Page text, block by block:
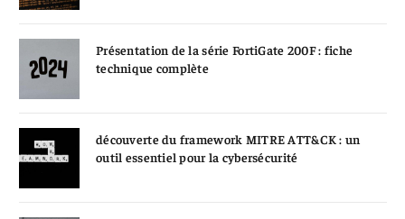
Présentation de la série FortiGate 200F : fiche
technique complète
découverte du framework MITRE ATT&CK : un
outil essentiel pour la cybersécurité